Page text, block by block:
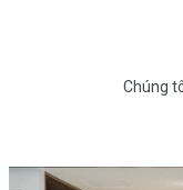
Chúng